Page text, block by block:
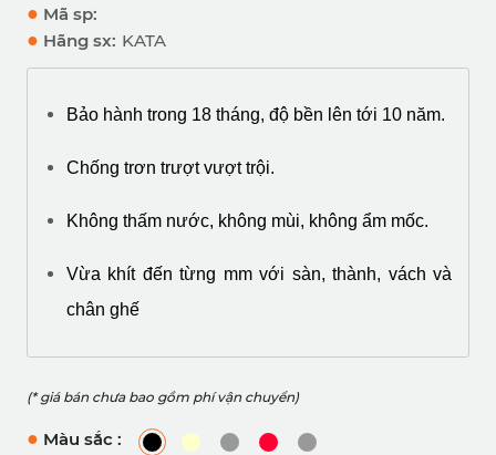
● Mã sp:
● Hãng sx: KATA
Bảo hành trong 18 tháng, độ bền lên tới 10 năm.
Chống trơn trượt vượt trội.
Không thấm nước, không mùi, không ẩm mốc.
Vừa khít đến từng mm với sàn, thành, vách và
chân ghế
(* giá bán chưa bao gồm phí vận chuyển)
● Màu sắc :